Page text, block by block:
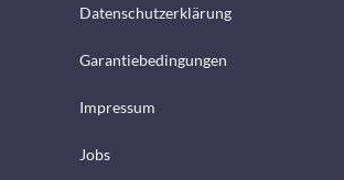
Datenschutzerklärung
Garantiebedingungen
Impressum
Jobs